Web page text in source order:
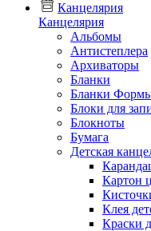
Канцелярия
Канцелярия
Альбомы
Антистеплера
Архиваторы
Бланки
Бланки
Блоки для
Блокноты
Бумага
Детская
Картон
Клея
Краски